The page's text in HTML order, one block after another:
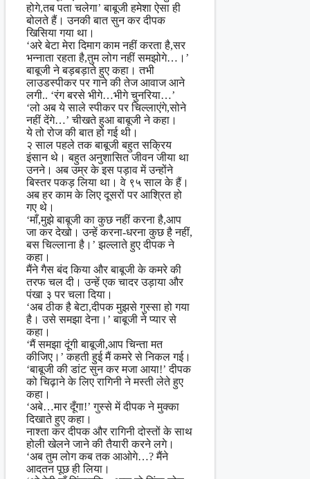
होगे,तब पता चलेगा’ बाबूजी हमेशा ऐसा ही
बोलते हैं। उनकी बात सुन कर दीपक
खिसिया गया था।
‘अरे बेटा मेरा दिमाग काम नहीं करता है,सर
भन्नाता रहता है,तुम लोग नहीं समझोगे…।’
बाबूजी ने बड़बड़ाते हुए कहा। तभी
लाउडस्पीकर पर गाने की तेज आवाज आने
लगी.. ‘रंग बरसे भीगे…भीगे चुनरिया…’
‘लो अब ये साले स्पीकर पर चिल्लाएंगे,सोने
नहीं देंगे…’ चीखते हुआ बाबूजी ने कहा।
ये तो रोज की बात हो गई थी।
२ साल पहले तक बाबूजी बहुत सक्रिय
इंसान थे। बहुत अनुशासित जीवन जीया था
उनने। अब उम्र के इस पड़ाव में उन्होंने
बिस्तर पकड़ लिया था। वे ९५ साल के हैं।
अब हर काम के लिए दूसरों पर आश्रित हो
गए थे।
‘माँ,मुझे बाबूजी का कुछ नहीं करना है,आप
जा कर देखो। उन्हें करना-धरना कुछ है नहीं,
बस चिल्लाना है।’ झल्लाते हुए दीपक ने
कहा।
मैंने गैस बंद किया और बाबूजी के कमरे की
तरफ चल दी। उन्हें एक चादर उड़ाया और
पंखा ३ पर चला दिया।
‘अब ठीक है बेटा,दीपक मुझसे गुस्सा हो गया
है। उसे समझा देना।’ बाबूजी ने प्यार से
कहा।
‘मैं समझा दूंगी बाबूजी,आप चिन्ता मत
कीजिए।’ कहती हुई मैं कमरे से निकल गई।
‘बाबूजी की डांट सुन कर मजा आया!’ दीपक
को चिढ़ाने के लिए रागिनी ने मस्ती लेते हुए
कहा।
‘अबे…मार दूँगा!’ गुस्से में दीपक ने मुक्का
दिखाते हुए कहा।
नाश्ता कर दीपक और रागिनी दोस्तों के साथ
होली खेलने जाने की तैयारी करने लगे।
‘अब तुम लोग कब तक आओगे…? मैंने
आदतन पूछ ही लिया।